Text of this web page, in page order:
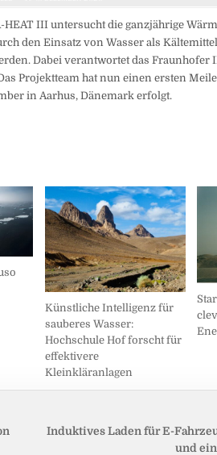
III untersucht die ganzjährige
den Einsatz von Wasser als
Dabei verantwortet das Fraunhofer
Projektteam hat nun einen ersten
in Aarhus, Dänemark erfolgt.
Künstliche Intelligenz für
sauberes Wasser:
Hochschule Hof forscht für
effektivere
Kleinkläranlagen
Induktives Laden für E-
und